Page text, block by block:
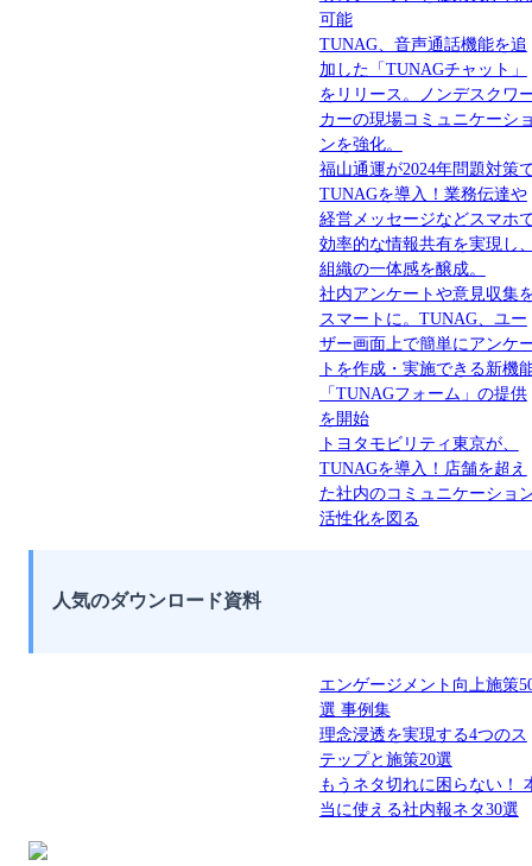
可能
TUNAG、音声通話機能を追
加した「TUNAGチャット」
をリリース。ノンデスクワ
カーの現場コミュニケーシ
ンを強化。
福山通運が2024年問題対策
TUNAGを導入！業務伝達や
経営メッセージなどスマホ
効率的な情報共有を実現し
組織の一体感を醸成。
社内アンケートや意見収集
スマートに。TUNAG、ユー
ザー画面上で簡単にアンケ
トを作成・実施できる新機
「TUNAGフォーム」の提供
を開始
トヨタモビリティ東京が、
TUNAGを導入！店舗を超え
た社内のコミュニケーショ
活性化を図る
人気のダウンロード資料
エンゲージメント向上施策
選 事例集
理念浸透を実現する4つのス
テップと施策20選
もうネタ切れに困らない！
当に使える社内報ネタ30選